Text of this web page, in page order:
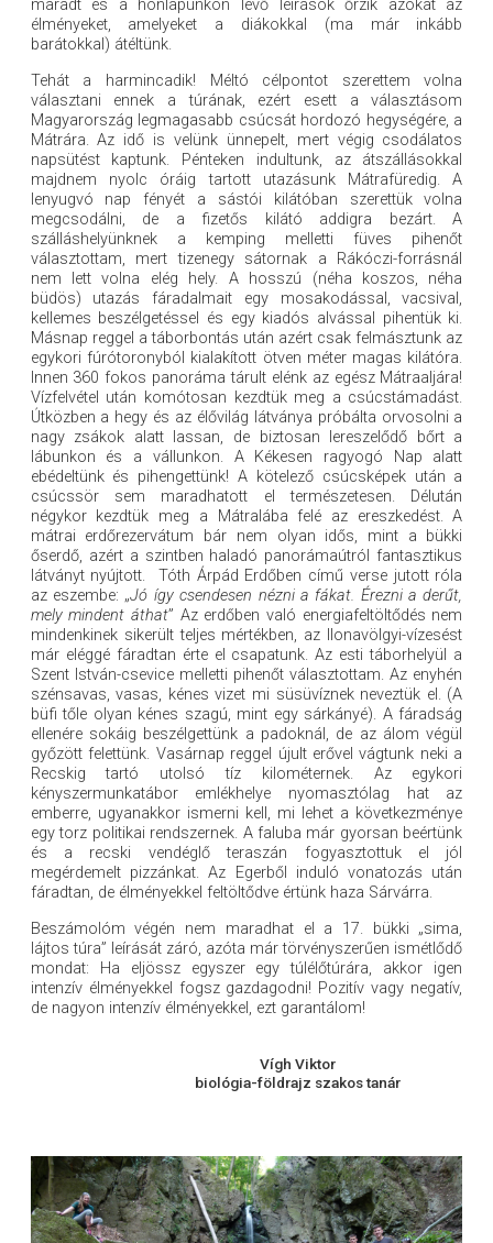
maradt és a honlapunkon lévő leírások őrzik azokat az
élményeket, amelyeket a diákokkal (ma már inkább
barátokkal) átéltünk.
Tehát a harmincadik! Méltó célpontot szerettem volna
választani ennek a túrának, ezért esett a választásom
Magyarország legmagasabb csúcsát hordozó hegységére, a
Mátrára. Az idő is velünk ünnepelt, mert végig csodálatos
napsütést kaptunk. Pénteken indultunk, az átszállásokkal
majdnem nyolc óráig tartott utazásunk Mátrafüredig. A
lenyugvó nap fényét a sástói kilátóban szerettük volna
megcsodálni, de a fizetős kilátó addigra bezárt. A
szálláshelyünknek a kemping melletti füves pihenőt
választottam, mert tizenegy sátornak a Rákóczi-forrásnál
nem lett volna elég hely. A hosszú (néha koszos, néha
büdös) utazás fáradalmait egy mosakodással, vacsival,
kellemes beszélgetéssel és egy kiadós alvással pihentük ki.
Másnap reggel a táborbontás után azért csak felmásztunk az
egykori fúrótoronyból kialakított ötven méter magas kilátóra.
Innen 360 fokos panoráma tárult elénk az egész Mátraaljára!
Vízfelvétel után komótosan kezdtük meg a csúcstámadást.
Útközben a hegy és az élővilág látványa próbálta orvosolni a
nagy zsákok alatt lassan, de biztosan lereszelődő bőrt a
lábunkon és a vállunkon. A Kékesen ragyogó Nap alatt
ebédeltünk és pihengettünk! A kötelező csúcsképek után a
csúcssör sem maradhatott el természetesen. Délután
négykor kezdtük meg a Mátralába felé az ereszkedést. A
mátrai erdőrezervátum bár nem olyan idős, mint a bükki
őserdő, azért a szintben haladó panorámaútról fantasztikus
látványt nyújtott. Tóth Árpád Erdőben című verse jutott róla
az eszembe: „Jó így csendesen nézni a fákat. Érezni a derűt,
mely mindent áthat” Az erdőben való energiafeltöltődés nem
mindenkinek sikerült teljes mértékben, az Ilonavölgyi-vízesést
már eléggé fáradtan érte el csapatunk. Az esti táborhelyül a
Szent István-csevice melletti pihenőt választottam. Az enyhén
szénsavas, vasas, kénes vizet mi süsüvíznek neveztük el. (A
büfi tőle olyan kénes szagú, mint egy sárkányé). A fáradság
ellenére sokáig beszélgettünk a padoknál, de az álom végül
győzött felettünk. Vasárnap reggel újult erővel vágtunk neki a
Recskig tartó utolsó tíz kilométernek. Az egykori
kényszermunkatábor emlékhelye nyomasztólag hat az
emberre, ugyanakkor ismerni kell, mi lehet a következménye
egy torz politikai rendszernek. A faluba már gyorsan beértünk
és a recski vendéglő teraszán fogyasztottuk el jól
megérdemelt pizzánkat. Az Egerből induló vonatozás után
fáradtan, de élményekkel feltöltődve értünk haza Sárvárra.
Beszámolóm végén nem maradhat el a 17. bükki „sima,
lájtos túra” leírását záró, azóta már törvényszerűen ismétlődő
mondat: Ha eljössz egyszer egy túlélőtúrára, akkor igen
intenzív élményekkel fogsz gazdagodni! Pozitív vagy negatív,
de nagyon intenzív élményekkel, ezt garantálom!
Vígh Viktor
biológia-földrajz szakos tanár